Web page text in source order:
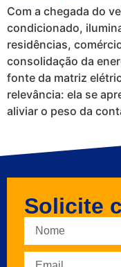
Com a chegada do
condicionado,
residências,
consolidação da
fonte da matriz
relevância: ela se
aliviar o peso da
Solicite